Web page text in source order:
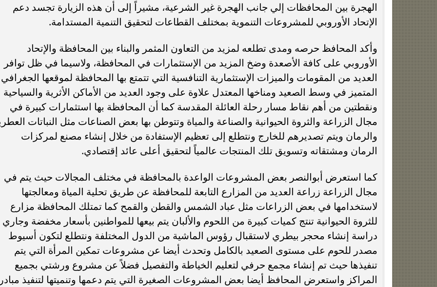
الهجرة بين المحافظات إلي جانب الهجرة غير الشرعية، مشيراً إلى أن هذه الزيارة تجسد دعم
الإتحاد الأوروبي للمشروعات التنموية بمختلف القطاعات لتحقيق التنمية المستدامة.
وأكد المحافظ حرصه ومدى تطلعه لمزيد من التعاون المثمر والبناء بين المحافظة والإتحاد
الأوروبي على كافة الأصعدة وضخ المزيد من الإستثمارات في المحافظة، ولاسيما في ظل توافر
العديد من المقومات والميزات الإستثمارية التنافسية التي تتمتع بها المحافظة لموقعها الجغرافي
المتميز في وسط الصعيد ومناخها المعتدل علاوة على وجود العديد من الأماكن الأثرية والسياحية
ونقطتين من أهم نقاط مسار رحلة العائلة المقدسة كما أن المحافظة بها استثمارات كبيرة في
مجال الزراعة والثروة الحيوانية والصناعة والمياة وتتوطن بها بعض الصناعات مثل النباتات
والرمان ويتم تصديرهم للخارج ونتطلع إلى تعظيم الإستفادة من خلال إنشاء مصنع لمركزات
الرمان ومشتقاته وتسويق تلك المنتجات عالمياً لتحقيق أعلى عائد إقتصادي.
كما استعرض أبوالنصر بعض المشروعات الواعدة بالمحافظة في مختلف المجالات حيث يتم في
مجال الزراعة زراعة العديد من المزارع التابعة للمحافظة عن طريق تحلية المياة ومعالجتها
لاستخدامها في بعض الزراعات مثل عباد الشمس والقطن والقمح كما تمتلك المحافظة مزارع
للثروة الحيوانية تنتج كميات كبيرة من اللحوم والألبان يتم بيعها للمواطنين بأسعار مخفضة وجاري
دراسة إنشاء محجر بيطري لاستقبال رؤوس الماشية من الدول المختلفة ونتطلع لتكون أسيوط
مصدر للحوم على مستوى الصعيد بالكامل وتحدث أيضا عن مشروعات تمكين المرأة التي يتم
تنفيذها حيث تم إنشاء مجمع حرفي لتعليم الخياطة والتفصيل فضلاً عن مشروع ورشتي بجميع
المراكز واستعرض المحافظ أيضا بعض المشروعات الصغيرة التي يتم دعمها وتنميتها لتنفيذ